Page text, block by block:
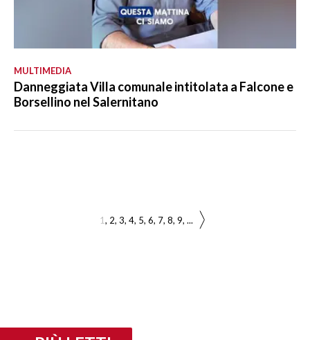
MULTIMEDIA
Danneggiata Villa comunale intitolata a Falcone e
Borsellino nel Salernitano
1 2 3 4 5 6 7 8 9 ...